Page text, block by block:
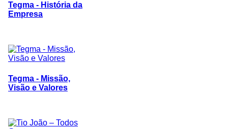
Tegma - História da
Empresa
Tegma - Missão,
Visão e Valores